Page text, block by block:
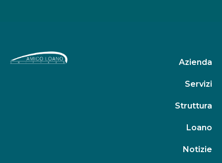
Azienda
Servizi
Struttura
Loano
Notizie